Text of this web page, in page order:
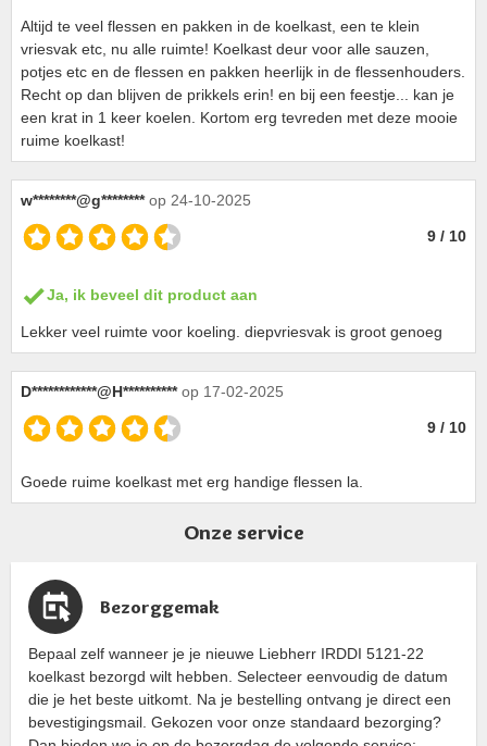
Altijd te veel flessen en pakken in de koelkast, een te klein
vriesvak etc, nu alle ruimte! Koelkast deur voor alle sauzen,
potjes etc en de flessen en pakken heerlijk in de flessenhouders.
Recht op dan blijven de prikkels erin! en bij een feestje... kan je
een krat in 1 keer koelen. Kortom erg tevreden met deze mooie
ruime koelkast!
w********@g******** op 24-10-2025
9 / 10
Ja, ik beveel dit product aan
Lekker veel ruimte voor koeling. diepvriesvak is groot genoeg
D************@H********** op 17-02-2025
9 / 10
Goede ruime koelkast met erg handige flessen la.
Onze service
Bezorggemak
Bepaal zelf wanneer je je nieuwe Liebherr IRDDI 5121-22
koelkast bezorgd wilt hebben. Selecteer eenvoudig de datum
die je het beste uitkomt. Na je bestelling ontvang je direct een
bevestigingsmail. Gekozen voor onze standaard bezorging?